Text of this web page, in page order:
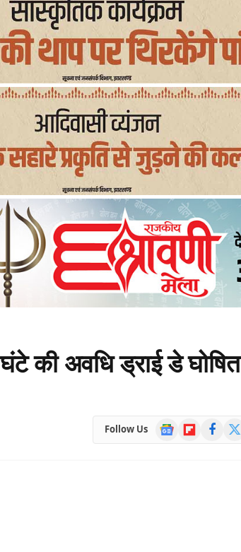
की अवधि ड्राई डे घोषित
Follow Us
Google
News
FlipboardFacebook